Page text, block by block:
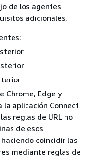
de los agentes
adicionales.
Chrome, Edge y
la aplicación Connect
reglas de URL no
de esos
coincidir las
mediante reglas de